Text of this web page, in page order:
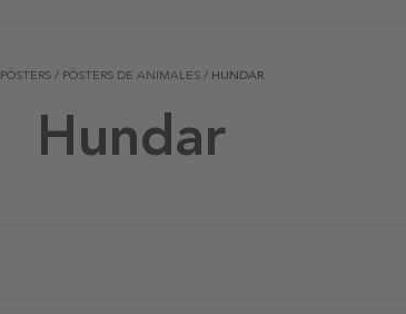
PÓSTERS / PÓSTERS DE ANIMALES / HUNDAR
Hundar